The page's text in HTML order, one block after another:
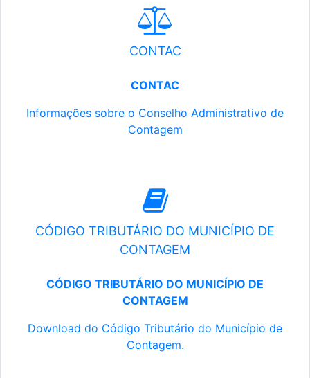
CONTAC
CONTAC
Informações sobre o Conselho Administrativo de
Contagem
CÓDIGO TRIBUTÁRIO DO MUNICÍPIO DE
CONTAGEM
CÓDIGO TRIBUTÁRIO DO MUNICÍPIO DE
CONTAGEM
Download do Código Tributário do Município de
Contagem.